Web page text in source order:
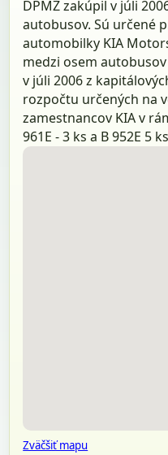
DPMŽ zakúpil v júli
autobusov. Sú určené
automobilky KIA
medzi osem
v júli 2006 z
rozpočtu určených na
zamestnancov KIA v
961E - 3 ks a B 952E 5
Zväčšiť mapu